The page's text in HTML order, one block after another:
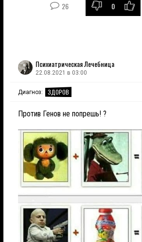
26 0
Психиатрическая Лечебница
22.08.2021 в 03:00
Диагноз: ЗДОРОВ
Против Генов не попрешь! ?